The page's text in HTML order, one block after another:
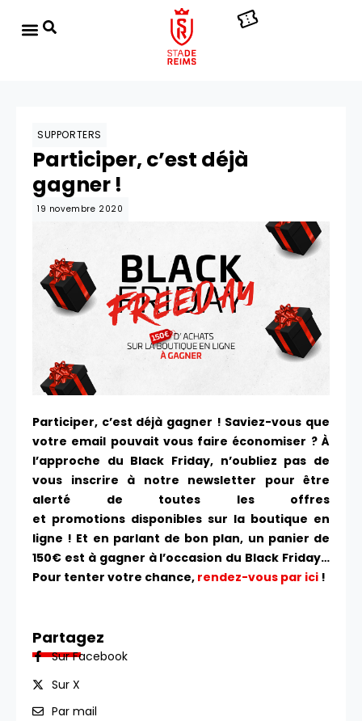
SUPPORTERS
Participer, c’est déjà
gagner !
19 novembre 2020
Participer, c’est déjà gagner ! Saviez-vous que
votre email pouvait vous faire économiser ? À
l’approche du Black Friday, n’oubliez pas de
vous inscrire à notre newsletter pour être
alerté de toutes les offres
et promotions disponibles sur la boutique en
ligne ! Et en parlant de bon plan, un panier de
150€ est à gagner à l’occasion du Black Friday…
Pour tenter votre chance, rendez-vous par ici !
Partagez
Sur Facebook
Sur X
Par mail